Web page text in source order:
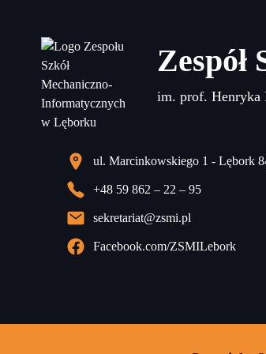
im. prof. Henryka
ul. Marcinkowskiego 1 - Lębork
+48 59 862 – 22 – 95
sekretariat@zsmi.pl
Facebook.com/ZSMILebork